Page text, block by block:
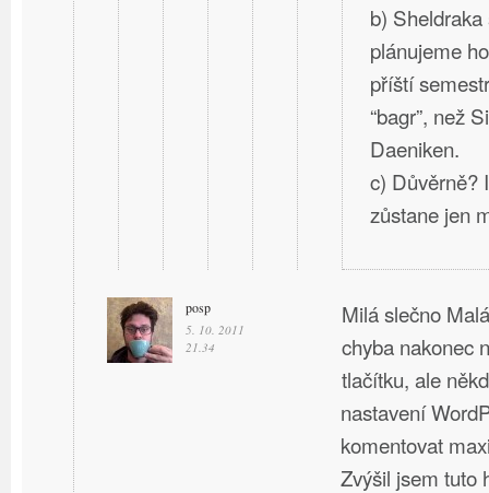
b)
plánujeme
příští
“bagr”, než
Daeniken.
c) Důvěrně?
zůstane jen
posp
5. 10. 2011
21.34
Milá slečno
chyba nakonec
tlačítku, ale
nastavení
komentovat
Zvýšil jsem tuto